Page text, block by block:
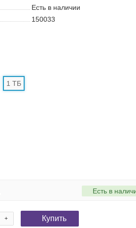
Есть в наличии
150033
1 ТБ
Купить